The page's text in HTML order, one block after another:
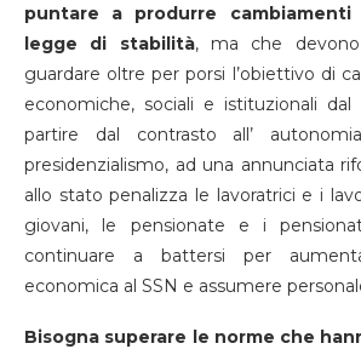
puntare a produrre
legge di stabilità, ma che devono
guardare oltre per porsi l’obiettivo di
economiche, sociali e istituzionali
partire dal contrasto all’
presidenzialismo, ad una annunciata
allo stato penalizza le lavoratrici e i
giovani, le pensionate e i
continuare a battersi per
economica al SSN e assumere
Bisogna superare le norme che